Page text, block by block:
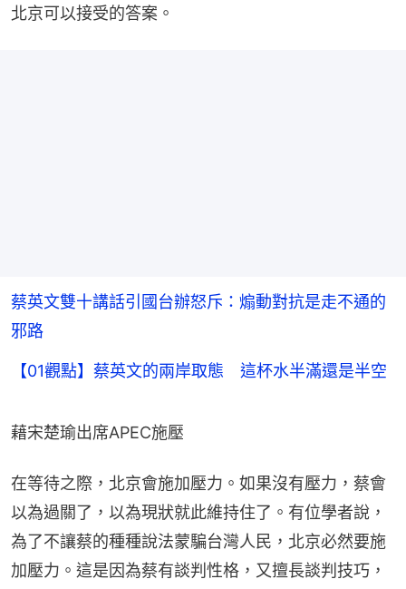
北京可以接受的答案。
蔡英文雙十講話引國台辦怒斥：煽動對抗是走不通的
邪路
【01觀點】蔡英文的兩岸取態 這杯水半滿還是半空
藉宋楚瑜出席APEC施壓
在等待之際，北京會施加壓力。如果沒有壓力，蔡會
以為過關了，以為現狀就此維持住了。有位學者說，
為了不讓蔡的種種說法蒙騙台灣人民，北京必然要施
加壓力。這是因為蔡有談判性格，又擅長談判技巧，